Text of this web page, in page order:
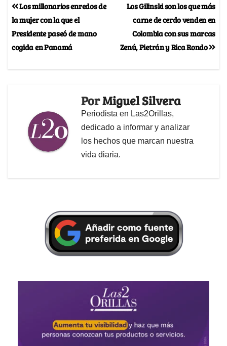
Los Gilinski son los que más
carne de cerdo venden en
Colombia con sus marcas
Zenú, Pietrán y Rica Rondo
Los millonarios enredos de
la mujer con la que el
Presidente paseó de mano
cogida en Panamá
PorMiguel Silvera
Periodista en Las2Orillas,
dedicado a informar y analizar
los hechos que marcan nuestra
vida diaria.